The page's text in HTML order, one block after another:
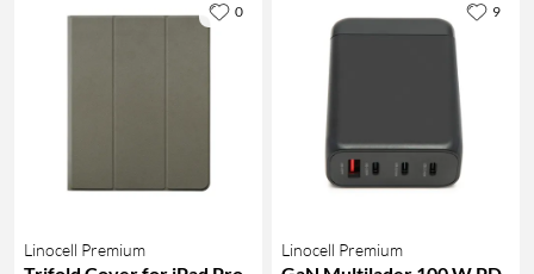
Linocell Premium
0
Linocell Premium
9